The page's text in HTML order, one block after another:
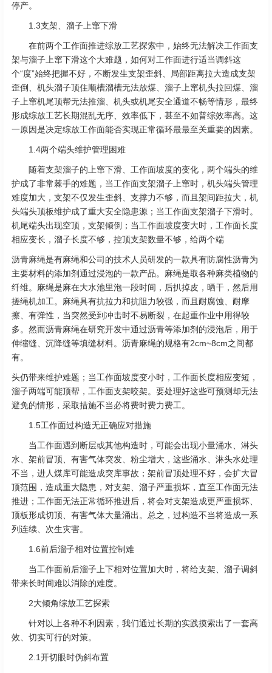
停产。
1.3支架、溜子上窜下滑
在前两个工作面推进综放工艺探索中，始终无法解决工作面支
架与溜子上窜下滑这个大难题，如何对工作面进行适当调斜这
个“度”始终把握不好，不断发生支架歪斜、局部距离拉大造成支架
歪倒、机头溜子顶住顺槽溜槽无法放煤、溜子上窜机头拉回煤、溜
子上窜机尾顶帮无法推溜、机头或机尾安全通道不畅等情形，最终
形成综放工艺长期混乱无序、效率低下，甚至不如普综效率高。这
一原因是决定综放工作面能否实现正常循环最最至关重要的因素。
1.4两个端头维护管理困难
随着支架溜子的上窜下滑、工作面坡度的变化，两个端头的维
护成了非常棘手的难题，当工作面支架溜子上窜时，机头端头管理
难度加大，支架不仅发生歪斜、支撑力不够，而且架间距拉大，机
头端头顶板维护成了重大安全隐患源；当工作面支架溜子下滑时。
机尾端头出现空顶，支架倾倒；当工作面坡度变大时，工作面长度
相应变长，溜子长度不够，控顶支架数量不够，给两个端
沥青麻绳是有麻绳和公司的技术人员研发的一款具有防腐性沥青为
主要材料的添加剂通过浸泡的一款产品。麻绳是取各种麻类植物的
纤维。麻绳是麻在大水池里泡一段时间，后扒掉皮，晒干，然后用
搓绳机加工。麻绳具有抗拉力和抗阻力较强，而且耐腐蚀、耐摩
擦、有弹性，当突然受到冲击时不易断裂，在起重作业中用得较
多。然而沥青麻绳在研究开发中通过沥青等添加剂的浸泡后，用于
伸缩缝、沉降缝等填缝材料。沥青麻绳的规格有2cm~8cm之间都
有。
头仍带来维护难题；当工作面坡度变小时，工作面长度相应变短，
溜子两端可能顶帮，工作面支架咬架。要处理好这些可预测却无法
避免的情形，采取措施不当必将费时费力费工。
1.5工作面过构造无正确应对措施
当工作面遇到断层或其他构造时，可能会出现小量涌水、淋头
水、架前冒顶、有害气体突发、粉尘增大，这些涌水、淋头水处理
不当，进人煤库可能造成突库事故；架前冒顶处理不好，会扩大冒
顶范围，造成重大隐患，对支架、溜子严重损坏，直至工作面无法
推进；工作面无法正常循环推进后，将会对支架造成更严重损坏、
顶板形成切顶、有害气体大量涌出。总之，过构造不当将造成一系
列连续、次生灾害。
1.6前后溜子相对位置控制难
当工作面前后溜子上下相对位置加大时，将给支架、溜子调斜
带来长时间难以消除的难度。
2大倾角综放工艺探索
针对以上各种不利因素，我们通过长期的实践摸索出了一套高
效、切实可行的对策。
2.1开切眼时伪斜布置